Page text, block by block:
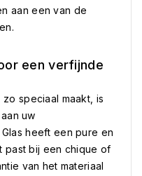
aan een van de
een verfijnde
speciaal maakt, is
uw
heeft een pure en
past bij een chique of
van het materiaal